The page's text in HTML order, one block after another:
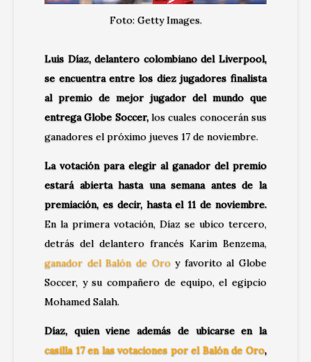
Foto: Getty Images.
Luis Díaz, delantero colombiano del Liverpool,
se encuentra entre los diez jugadores finalista
al premio de mejor jugador del mundo que
entrega Globe Soccer,los cuales conocerán sus
ganadores el próximo jueves 17 de noviembre.
La votación para elegir al ganador del premio
estará abierta hasta una semana antes de la
premiación, es decir, hasta el 11 de noviembre.
En la primera votación, Díaz se ubico tercero,
detrás del delantero francés Karim Benzema,
ganador del Balón de Oroy favorito al Globe
Soccer, y su compañero de equipo, el egipcio
Mohamed Salah.
Díaz, quien viene además de ubicarse en la
casilla 17 en las votaciones por el Balón de Oro,